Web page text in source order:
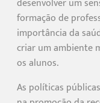
formação de
importância da
criar um ambiente
os alunos.
As políticas